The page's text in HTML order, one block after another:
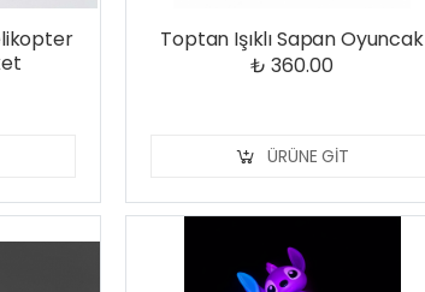
Toptan Işıklı Sapan Oyuncak
₺ 360.00
ÜRÜNE GIT